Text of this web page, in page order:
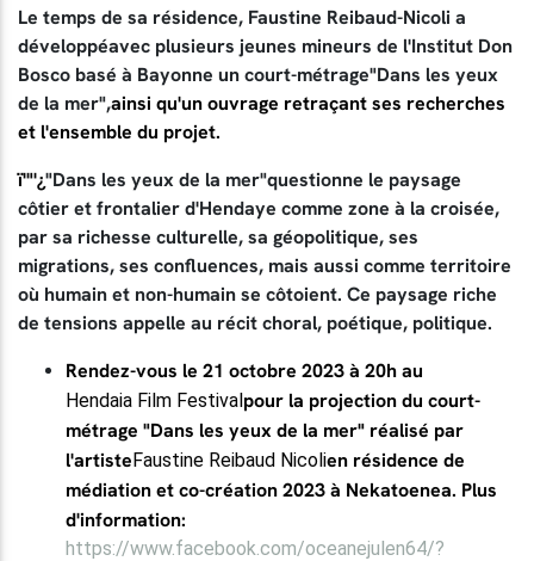
Le temps de sa résidence, Faustine Reibaud-Nicoli a
développéavec plusieurs jeunes mineurs de l'Institut Don
Bosco basé à Bayonne un court-métrage"Dans les yeux
de la mer",ainsi qu'un ouvrage retraçant ses recherches
et l'ensemble du projet.
ï'"'¿"Dans les yeux de la mer"questionne le paysage
côtier et frontalier d'Hendaye comme zone à la croisée,
par sa richesse culturelle, sa géopolitique, ses
migrations, ses confluences, mais aussi comme territoire
où humain et non-humain se côtoient. Ce paysage riche
de tensions appelle au récit choral, poétique, politique.
Rendez-vous le 21 octobre 2023 à 20h au
Hendaia Film Festivalpour la projection du court-
métrage "Dans les yeux de la mer" réalisé par
l'artisteFaustine Reibaud Nicolien résidence de
médiation et co-création 2023 à Nekatoenea. Plus
d'information:
https://www.facebook.com/oceanejulen64/?